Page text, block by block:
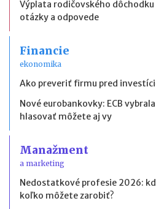
Výplata rodičovského
otázky a odpovede
Financie
ekonomika
Ako preveriť firmu pred
Nové eurobankovky: ECB
hlasovať môžete aj vy
Manažment
a marketing
Nedostatkové profesie 2026:
koľko môžete zarobiť?